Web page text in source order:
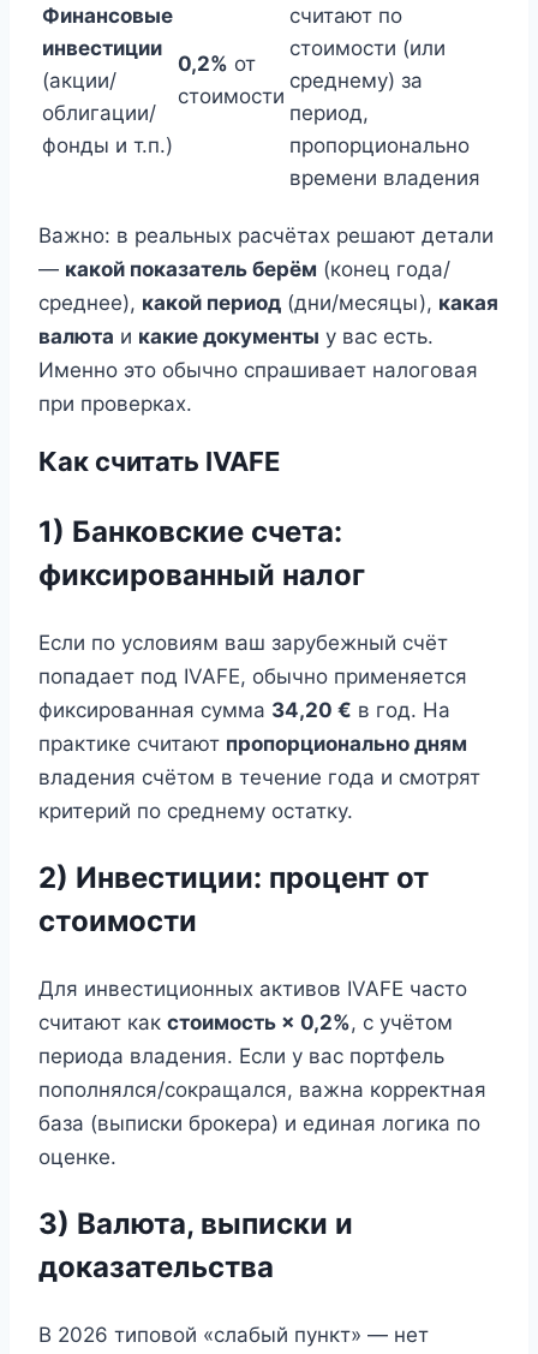
Финансовые
инвестиции
(акции/
облигации/
фонды и т.п.)
0,2% от
стоимости
считают по
стоимости (или
среднему) за
период,
пропорционально
времени владения
Важно: в реальных расчётах решают детали
— какой показатель берём (конец года/
среднее), какой период (дни/месяцы), какая
валюта и какие документы у вас есть.
Именно это обычно спрашивает налоговая
при проверках.
Как считать IVAFE
1) Банковские счета:
фиксированный налог
Если по условиям ваш зарубежный счёт
попадает под IVAFE, обычно применяется
фиксированная сумма 34,20 € в год. На
практике считают пропорционально дням
владения счётом в течение года и смотрят
критерий по среднему остатку.
2) Инвестиции: процент от
стоимости
Для инвестиционных активов IVAFE часто
считают как стоимость × 0,2%, с учётом
периода владения. Если у вас портфель
пополнялся/сокращался, важна корректная
база (выписки брокера) и единая логика по
оценке.
3) Валюта, выписки и
доказательства
В 2026 типовой «слабый пункт» — нет